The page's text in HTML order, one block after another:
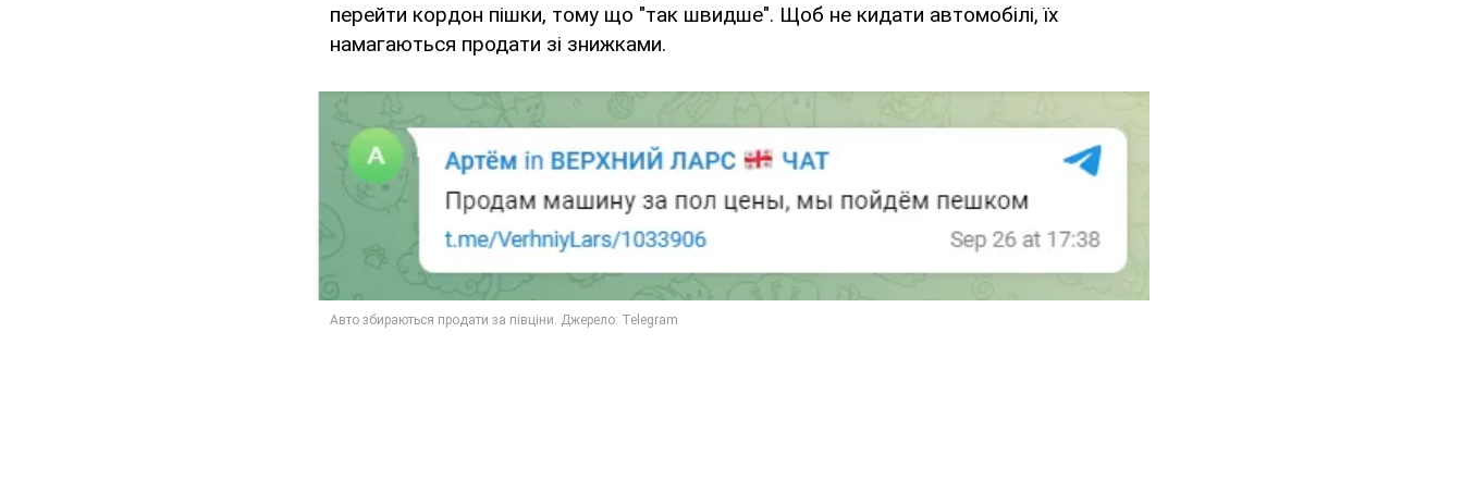
перейти кордон пішки, тому що "так швидше". Щоб не кидати автомобілі, їх
намагаються продати зі знижками.